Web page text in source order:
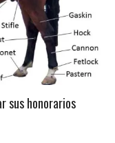
sus honorarios